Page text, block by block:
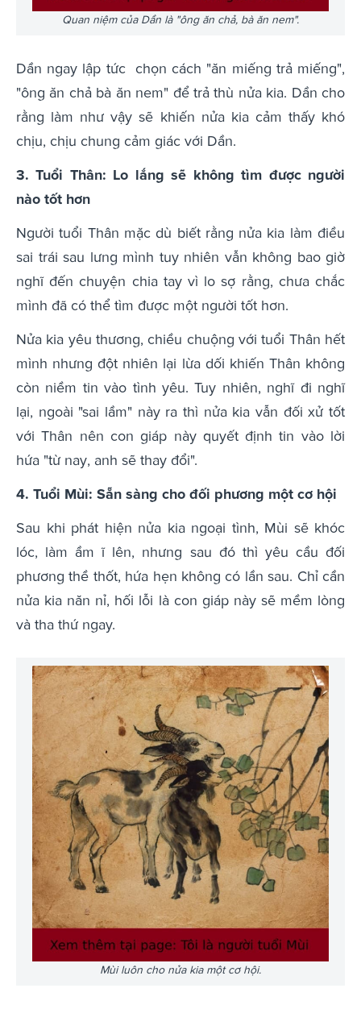
Quan niệm của Dần là "ông ăn chả, bà ăn nem".
Dần ngay lập tức chọn cách "ăn miếng trả miếng",
"ông ăn chả bà ăn nem" để trả thù nửa kia. Dần cho
rằng làm như vậy sẽ khiến nửa kia cảm thấy khó
chịu, chịu chung cảm giác với Dần.
3. Tuổi Thân: Lo lắng sẽ không tìm được người
nào tốt hơn
Người tuổi Thân mặc dù biết rằng nửa kia làm điều
sai trái sau lưng mình tuy nhiên vẫn không bao giờ
nghĩ đến chuyện chia tay vì lo sợ rằng, chưa chắc
mình đã có thể tìm được một người tốt hơn.
Nửa kia yêu thương, chiều chuộng với tuổi Thân hết
mình nhưng đột nhiên lại lừa dối khiến Thân không
còn niềm tin vào tình yêu. Tuy nhiên, nghĩ đi nghĩ
lại, ngoài "sai lầm" này ra thì nửa kia vẫn đối xử tốt
với Thân nên con giáp này quyết định tin vào lời
hứa "từ nay, anh sẽ thay đổi".
4. Tuổi Mùi: Sẵn sàng cho đối phương một cơ hội
Sau khi phát hiện nửa kia ngoại tình, Mùi sẽ khóc
lóc, làm ầm ĩ lên, nhưng sau đó thì yêu cầu đối
phương thề thốt, hứa hẹn không có lần sau. Chỉ cần
nửa kia năn nỉ, hối lỗi là con giáp này sẽ mềm lòng
và tha thứ ngay.
Mùi luôn cho nửa kia một cơ hội.